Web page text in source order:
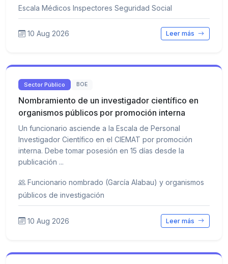
Escala Médicos Inspectores Seguridad Social
10 Aug 2026 Leer más
Sector Público BOE
Nombramiento de un investigador científico en
organismos públicos por promoción interna
Un funcionario asciende a la Escala de Personal
Investigador Científico en el CIEMAT por promoción
interna. Debe tomar posesión en 15 días desde la
publicación ...
Funcionario nombrado (García Alabau) y organismos
públicos de investigación
10 Aug 2026 Leer más